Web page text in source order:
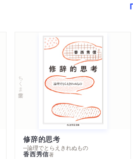
ちくま学芸文庫
修辞的思考
─論理でとらえきれぬもの
香西秀信著